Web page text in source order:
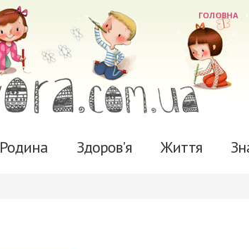
ГОЛОВНА
Родина Здоров'я Життя